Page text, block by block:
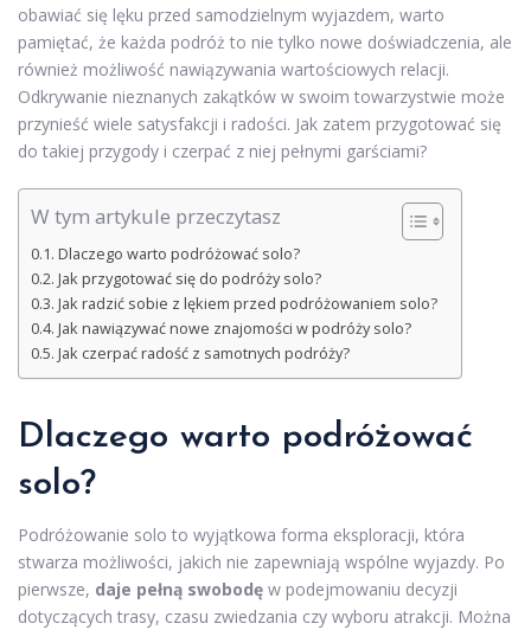
obawiać się lęku przed samodzielnym wyjazdem, warto
pamiętać, że każda podróż to nie tylko nowe doświadczenia, ale
również możliwość nawiązywania wartościowych relacji.
Odkrywanie nieznanych zakątków w swoim towarzystwie może
przynieść wiele satysfakcji i radości. Jak zatem przygotować się
do takiej przygody i czerpać z niej pełnymi garściami?
W tym artykule przeczytasz
Dlaczego warto podróżować solo?
Jak przygotować się do podróży solo?
Jak radzić sobie z lękiem przed podróżowaniem solo?
Jak nawiązywać nowe znajomości w podróży solo?
Jak czerpać radość z samotnych podróży?
Dlaczego warto podróżować
solo?
Podróżowanie solo to wyjątkowa forma eksploracji, która
stwarza możliwości, jakich nie zapewniają wspólne wyjazdy. Po
pierwsze, daje pełną swobodę w podejmowaniu decyzji
dotyczących trasy, czasu zwiedzania czy wyboru atrakcji. Można